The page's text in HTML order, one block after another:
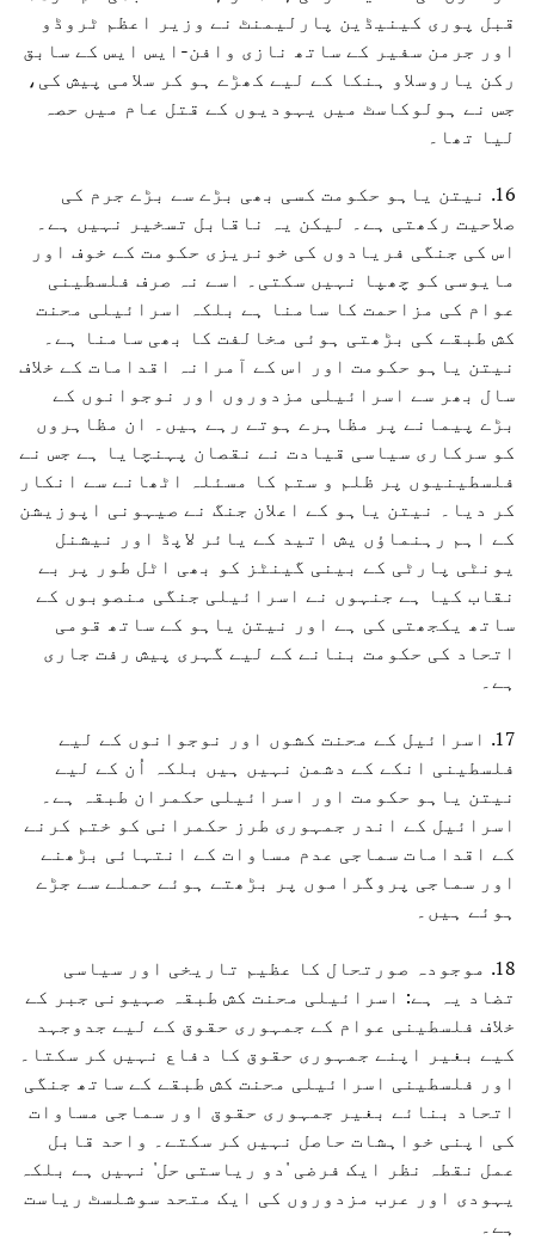
قبل پوری کینیڈین پارلیمنٹ نے وزیر اعظم ٹروڈو
اور جرمن سفیر کے ساتھ نازی وافن-ایس ایس کے سابق
رکن یاروسلاو ہنکا کے لیے کھڑے ہو کر سلامی پیش کی،
جس نے ہولوکاسٹ میں یہودیوں کے قتل عام میں حصہ
لیا تھا۔
16. نیتن یاہو حکومت کسی بھی بڑے سے بڑے جرم کی
صلاحیت رکھتی ہے۔ لیکن یہ ناقابل تسخیر نہیں ہے۔
اس کی جنگی فریادوں کی خونریزی حکومت کے خوف اور
مایوسی کو چھپا نہیں سکتی۔ اسے نہ صرف فلسطینی
عوام کی مزاحمت کا سامنا ہے بلکہ اسرائیلی محنت
کش طبقے کی بڑھتی ہوئی مخالفت کا بھی سامنا ہے۔
نیتن یاہو حکومت اور اس کے آمرانہ اقدامات کے خلاف
سال بھر سے اسرائیلی مزدوروں اور نوجوانوں کے
بڑے پیمانے پر مظاہرے ہوتے رہے ہیں۔ ان مظاہروں
کو سرکاری سیاسی قیادت نے نقصان پہنچایا ہے جس نے
فلسطینیوں پر ظلم و ستم کا مسئلہ اٹھانے سے انکار
کر دیا۔ نیتن یاہو کے اعلان جنگ نے صیہونی اپوزیشن
کے اہم رہنماؤں یش اتید کے یائر لاپڈ اور نیشنل
یونٹی پارٹی کے بینی گینٹز کو بھی اٹل طور پر بے
نقاب کیا ہے جنہوں نے اسرائیلی جنگی منصوبوں کے
ساتھ یکجھتی کی ہے اور نیتن یاہو کے ساتھ قومی
اتحاد کی حکومت بنانے کے لیے گہری پیش رفت جاری
ہے۔
17. اسرائیل کے محنت کشوں اور نوجوانوں کے لیے
فلسطینی انکے کے دشمن نہیں ہیں بلکہ اُن کے لیے
نیتن یاہو حکومت اور اسرائیلی حکمران طبقہ ہے۔
اسرائیل کے اندر جمہوری طرز حکمرانی کو ختم کرنے
کے اقدامات سماجی عدم مساوات کے انتہائی بڑھنے
اور سماجی پروگراموں پر بڑھتے ہوئے حملے سے جڑے
ہوئے ہیں۔
18. موجودہ صورتحال کا عظیم تاریخی اور سیاسی
تضاد یہ ہے: اسرائیلی محنت کش طبقہ صہیونی جبر کے
خلاف فلسطینی عوام کے جمہوری حقوق کے لیے جدوجہد
کیے بغیر اپنے جمہوری حقوق کا دفاع نہیں کر سکتا۔
اور فلسطینی اسرائیلی محنت کش طبقے کے ساتھ جنگی
اتحاد بنائے بغیر جمہوری حقوق اور سماجی مساوات
کی اپنی خواہشات حاصل نہیں کر سکتے۔ واحد قابل
عمل نقطہ نظر ایک فرضی 'دو ریاستی حل' نہیں ہے بلکہ
یہودی اور عرب مزدوروں کی ایک متحد سوشلسٹ ریاست
ہے۔